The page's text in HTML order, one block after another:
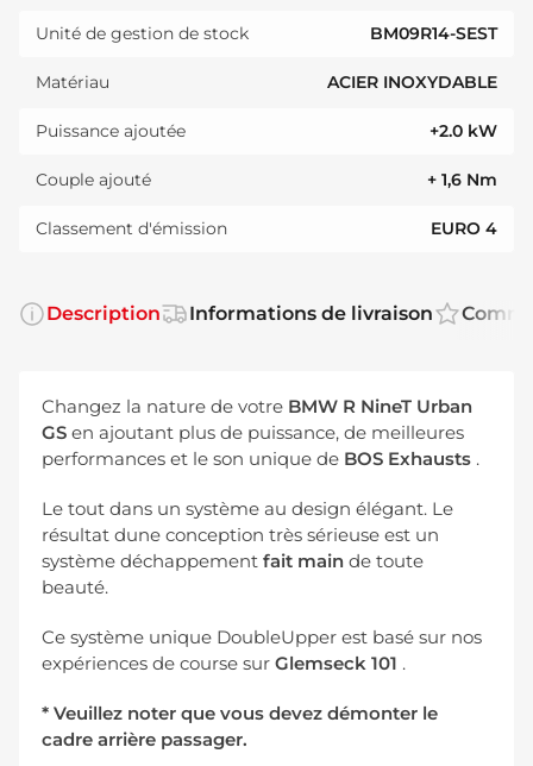
Unité de gestion de stock BM09R14-SEST
Matériau ACIER INOXYDABLE
Puissance ajoutée +2.0 kW
Couple ajouté + 1,6 Nm
Classement d'émission EURO 4
Description Informations de livraison
Changez la nature de votre BMW R NineT Urban
GS en ajoutant plus de puissance, de meilleures
performances et le son unique de BOS Exhausts .
Le tout dans un système au design élégant. Le
résultat dune conception très sérieuse est un
système déchappement fait main de toute
beauté.
Ce système unique DoubleUpper est basé sur nos
expériences de course sur Glemseck 101 .
* Veuillez noter que vous devez démonter le
cadre arrière passager.